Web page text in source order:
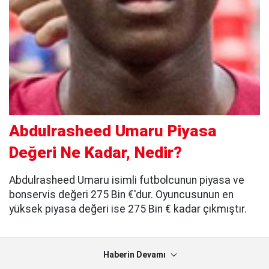
Abdulrasheed Umaru Piyasa
Değeri Ne Kadar, Nedir?
Abdulrasheed Umaru isimli futbolcunun piyasa ve
bonservis değeri 275 Bin €'dur. Oyuncusunun en
yüksek piyasa değeri ise 275 Bin € kadar çıkmıştır.
Haberin Devamı